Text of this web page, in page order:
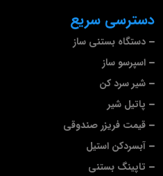
دسترسی سریع
دستگاه بستنی ساز
اسپرسو ساز
شیر سرد کن
پاتیل شیر
قیمت فریزر صندوقی
آبسردکن استیل
تاپینگ بستنی